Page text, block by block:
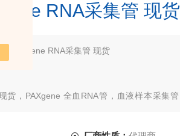
RNA采集管 现货
PAXgene RNA采集管 现货
货，PAXgene 全血RNA管，血液样本采集